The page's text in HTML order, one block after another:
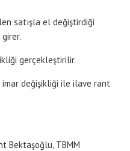
satışla el değiştirdiği
gerçekleştirilir.
değişikliği ile ilave rant
Bektaşoğlu, TBMM